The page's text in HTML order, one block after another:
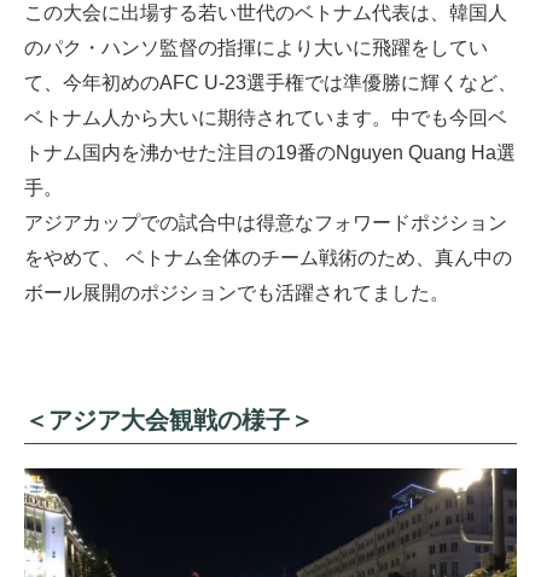
この大会に出場する若い世代のベトナム代表は、韓国人
のパク・ハンソ監督の指揮により大いに飛躍をしてい
て、今年初めのAFC U-23選手権では準優勝に輝くなど、
ベトナム人から大いに期待されています。中でも今回ベ
トナム国内を沸かせた注目の19番のNguyen Quang Ha選
手。
アジアカップでの試合中は得意なフォワードポジション
をやめて、 ベトナム全体のチーム戦術のため、真ん中の
ボール展開のポジションでも活躍されてました。
＜アジア大会観戦の様子＞